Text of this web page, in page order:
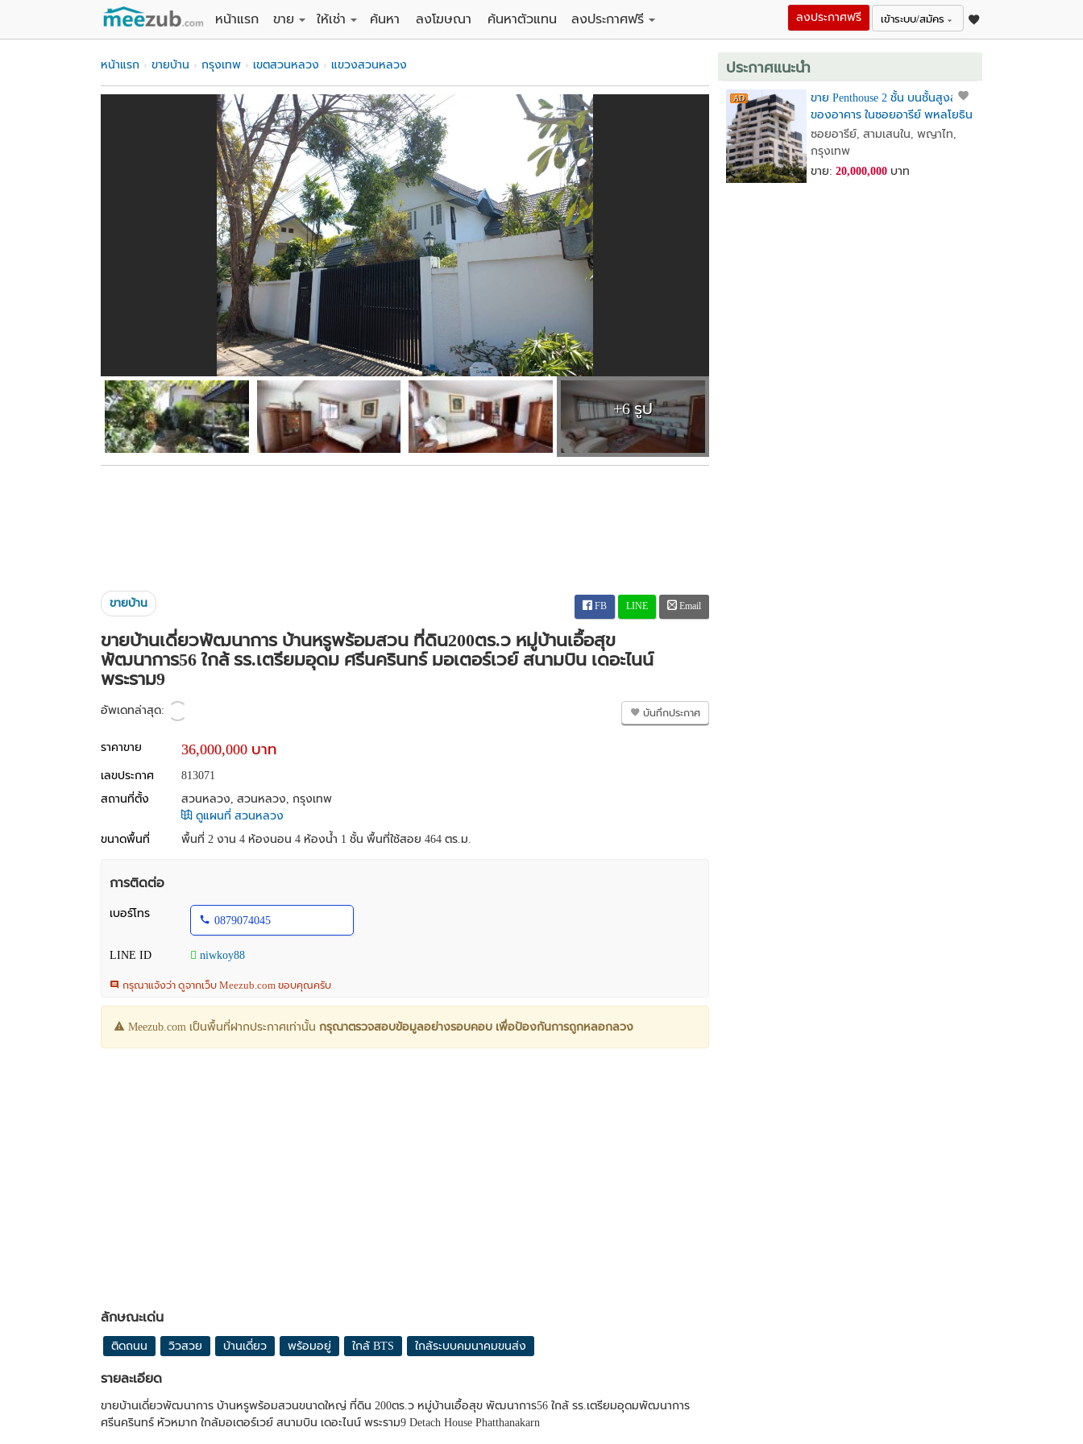
หน้าแรก
ขาย
ขายบ้าน
ขายคอนโด
ขายทาวน์เฮาส์
ขายอพาร์ทเม้นท์ / โรงแรม
ขายอาคารพาณิชย์ / สำนักงาน
ขายโรงงาน / โกดัง
ให้เช่า
ให้เช่าบ้าน
ให้เช่าคอนโด
ให้เช่าทาวน์เฮาส์
ให้เช่าอพาร์ทเม้นท์ / โรงแรม
ให้เช่าอาคารพาณิชย์ / สำนักงาน
ให้เช่าโรงงาน / โกดัง
ค้นหา ลงโฆษณา ค้นหาตัวแทน
ลงประกาศฟรี
เข้าระบบ/สมัคร
ลงประกาศฟรี
หน้าแรก ขายบ้าน กรุงเทพ เขตสวนหลวง แขวงสวนหลวง
+6 รูป
ขายบ้าน FB LINE Email
ขายบ้านเดี่ยวพัฒนาการ บ้านหรูพร้อมสวน ที่ดิน200ตร.ว หมู่บ้านเอื้อสุข
พัฒนาการ56 ใกล้ รร.เตรียมอุดม ศรีนครินทร์ มอเตอร์เวย์ สนามบิน เดอะไนน์
พระราม9
อัพเดทล่าสุด: บันทึกประกาศ
ราคาขาย 36,000,000 บาท
เลขประกาศ
813071
สถานที่ตั้ง
สวนหลวง, สวนหลวง, กรุงเทพ
ดูแผนที่ สวนหลวง
ขนาดพื้นที่
พื้นที่ 2 งาน 4 ห้องนอน 4 ห้องน้ำ 1 ชั้น พื้นที่ใช้สอย 464 ตร.ม.
การติดต่อ
เบอร์โทร
0879074045
LINE ID niwkoy88
กรุณาแจ้งว่า ดูจากเว็บ Meezub.com ขอบคุณครับ
Meezub.com เป็นพื้นที่ฝากประกาศเท่านั้น กรุณาตรวจสอบข้อมูลอย่างรอบคอบ เพื่อป้องกันการถูกหลอกลวง
ลักษณะเด่น
ติดถนน วิวสวย บ้านเดี่ยว พร้อมอยู่ ใกล้ BTS ใกล้ระบบคมนาคมขนส่ง
รายละเอียด
ขายบ้านเดี่ยวพัฒนาการ บ้านหรูพร้อมสวนขนาดใหญ่ ที่ดิน 200ตร.ว หมู่บ้านเอื้อสุข พัฒนาการ56 ใกล้ รร.เตรียมอุดมพัฒนาการ
ศรีนครินทร์ หัวหมาก ใกล้มอเตอร์เวย์ สนามบิน เดอะไนน์ พระราม9 Detach House Phatthanakarn
ประกาศแนะนำ
ขาย Penthouse 2 ชั้น บนชั้นสูงสุด
ของอาคาร ในซอยอารีย์ พหลโยธิน
7
ซอยอารีย์, สามเสนใน, พญาไท,
กรุงเทพ
ขาย: 20,000,000บาท